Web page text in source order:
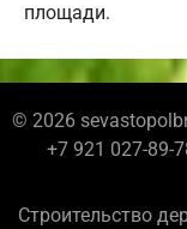
площади.
© 2026
+7 921 027-89-
Строительство